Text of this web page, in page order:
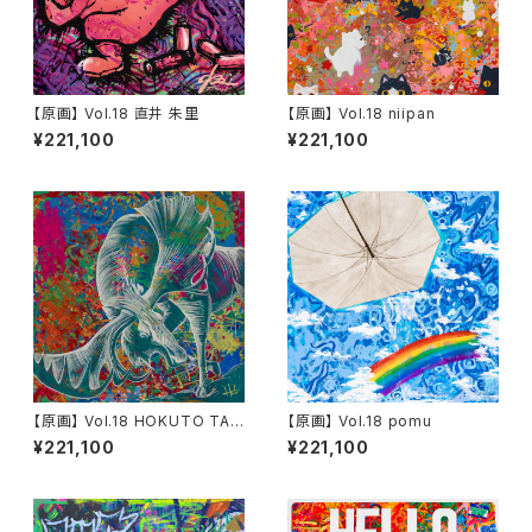
【原画】 Vol.18 直井 朱里
¥221,100
【原画】 Vol.18 niipan
¥221,100
【原画】 Vol.18 HOKUTO TAN
EICHI
¥221,100
【原画】 Vol.18 pomu
¥221,100